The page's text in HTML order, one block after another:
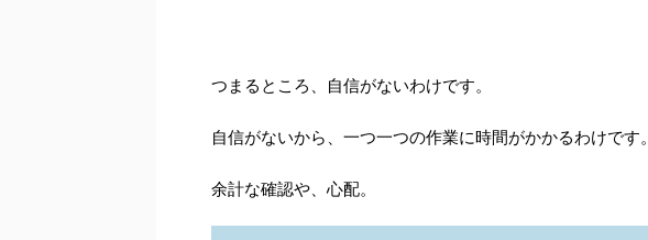
つまるところ、自信がないわけです。
自信がないから、一つ一つの作業に時間がかかるわけです。
余計な確認や、心配。